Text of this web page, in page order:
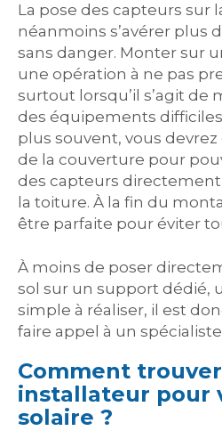
La pose des capteurs sur
néanmoins s’avérer plus
sans danger. Monter sur
une opération à ne pas
surtout lorsqu’il s’agit de
des équipements
plus souvent, vous
de la couverture pour
des capteurs
la toiture. À la fin du
être parfaite pour éviter
À moins de poser
sol sur un support dédié,
simple à réaliser, il est
faire appel à un
Comment
installateur pour
solaire ?